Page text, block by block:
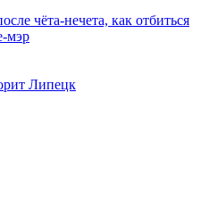
чёта-нечета, как отбиться
мэр
Липецк